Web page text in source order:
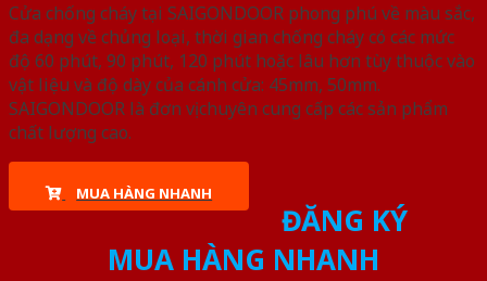
Cửa chống cháy tại SAIGONDOOR phong phú về màu sắc,
đa dạng về chủng loại, thời gian chống cháy có các mức
độ 60 phút, 90 phút, 120 phút hoặc lâu hơn tùy thuộc vào
vật liệu và độ dày của cánh cửa: 45mm, 50mm.
SAIGONDOOR là đơn vị chuyên cung cấp các sản phẩm
chất lượng cao.
MUA HÀNG NHANH
ĐĂNG KÝ
MUA HÀNG NHANH